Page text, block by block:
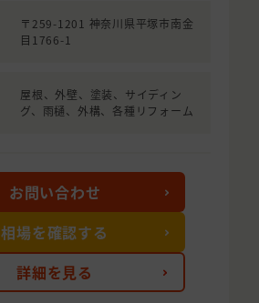
〒259-1201 神奈川県平塚市南金
目1766-1
屋根、外壁、塗装、サイディン
グ、雨樋、外構、各種リフォーム
詳細を見る
お問い合わせ
相場を確認する